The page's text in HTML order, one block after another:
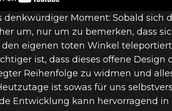
denkwürdiger Moment: Sobald sich
um, nur um zu bemerken, dass
eigenen toten Winkel
ist, dass dieses offene
Reihenfolge zu widmen und
ist sowas für uns
Entwicklung kann hervorragend